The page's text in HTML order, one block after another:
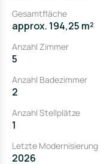
Gesamtfläche
approx. 194,25 m²
Anzahl Zimmer
5
Anzahl Badezimmer
2
Anzahl Stellplätze
1
Letzte Modernisierung
2026